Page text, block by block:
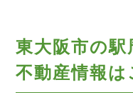
東大阪市の駅
不動産情報は